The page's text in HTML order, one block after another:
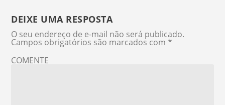
DEIXE UMA RESPOSTA
O seu endereço de e-mail não será publicado.
Campos obrigatórios são marcados com *
COMENTE